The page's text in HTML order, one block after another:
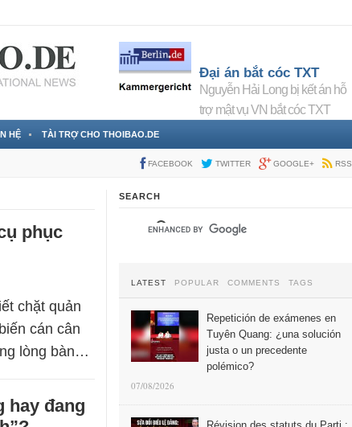
Đại án bắt cóc TXT
Nguyễn Hải Long bị kết án hỗ
trợ mật vụ VN bắt cóc TXT
HỆ TÀI TRỢ CHO THOIBAO.DE
FACEBOOK TWITTER GOOGLE+ RSS
phục
chặt quản
cán cân
lòng bàn…
hay đang
SEARCH
LATEST POPULAR COMMENTS TAGS
Repetición de exámenes en
Tuyên Quang: ¿una solución
justa o un precedente
polémico?
07/08/2026